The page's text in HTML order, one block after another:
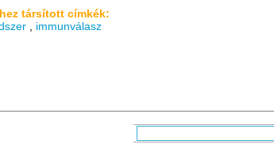
társított címkék:
, immunválasz